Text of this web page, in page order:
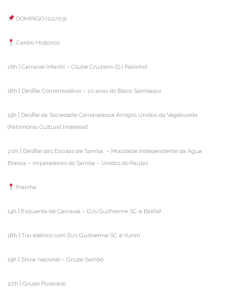
DOMINGO (02/03)
Centro Histórico:
16h | Carnaval Infantil – Clube Cruzeiro (DJ Fabinho)
18h | Desfile Comemorativo – 10 anos do Bloco Sambaqui
19h | Desfile da Sociedade Carnavalesca Amigos Unidos da Vagabunda
(Patrimônio Cultural Imaterial)
20h | Desfile das Escolas de Samba: – Mocidade Independente da Água
Branca – Imperadores do Samba – Unidos do Paulas
Prainha:
14h | Esquenta de Carnaval – DJs Guilherme SC e BalRaf
18h | Trio elétrico com DJs Guilherme SC e Yurim
19h | Show nacional – Grupo Sambô
22h | Grupo Puracaso